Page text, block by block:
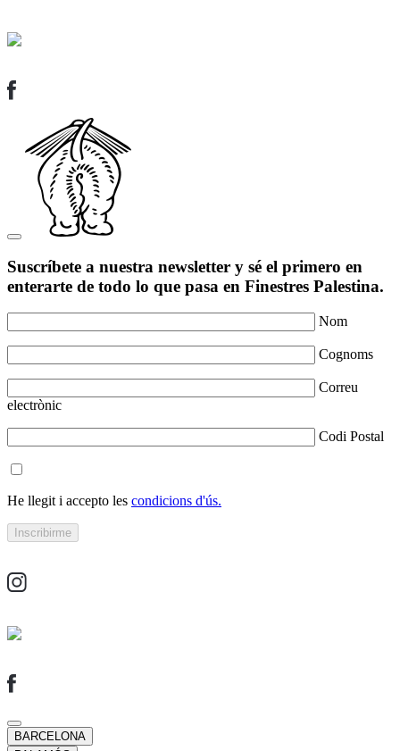
Suscríbete a nuestra newsletter y sé el primero en
enterarte de todo lo que pasa en Finestres Palestina.
Nom
Cognoms
Correu
electrònic
Codi Postal
He llegit i accepto les condicions d'ús.
BARCELONA